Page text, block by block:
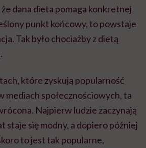
dana dieta pomaga konkretnej
punkt końcowy, to powstaje
Tak było chociażby z dietą
które zyskują popularność
mediach społecznościowych, ta
Najpierw ludzie zaczynają
staje się modny, a dopiero później
to jest tak popularne,